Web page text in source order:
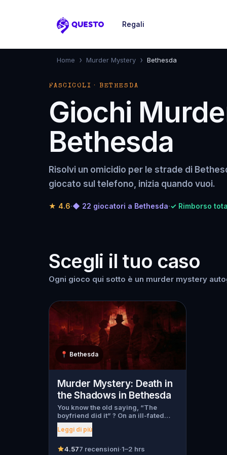
Questo
Regali
Home › Murder Mystery › Bethesda
FASCICOLI · BETHESDA
Giochi
Bethesda
Risolvi un omicidio per le strade di
giocato sul telefono, inizia quando vuoi.
★ 4.6·◆ 22 giocatori a Bethesda·✓ Rimborso
Scegli il tuo caso
Ogni gioco qui sotto è un murder mystery
📍 Bethesda
Murder Mystery: Death in
the Shadows in Bethesda
You know the old saying, “The
boyfriend did it” ? On an ill-fated
night, love goes terribly wrong for
Bella Wanderlust and Walter Bridges
found dead during a ghost tour led
Leggi di più
4.577 recensioni·1–2 hrs